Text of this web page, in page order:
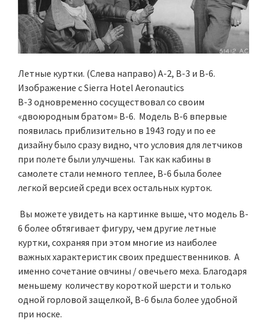
Летные куртки. (Слева направо) A-2, B-3 и B-6.
Изображение c Sierra Hotel Aeronautics
B-3 одновременно сосуществовал со своим
«двоюродным братом» B-6. Модель B-6 впервые
появилась приблизительно в 1943 году и по ее
дизайну было сразу видно, что условия для летчиков
при полете были улучшены. Так как кабины в
самолете стали немного теплее, B-6 была более
легкой версией среди всех остальных курток.
Вы можете увидеть на картинке выше, что модель B-
6 более обтягивает фигуру, чем другие летные
куртки, сохраняя при этом многие из наиболее
важных характеристик своих предшественников. А
именно сочетание овчины / овечьего меха. Благодаря
меньшему количеству короткой шерсти и только
одной горловой защелкой, B-6 была более удобной
при носке.